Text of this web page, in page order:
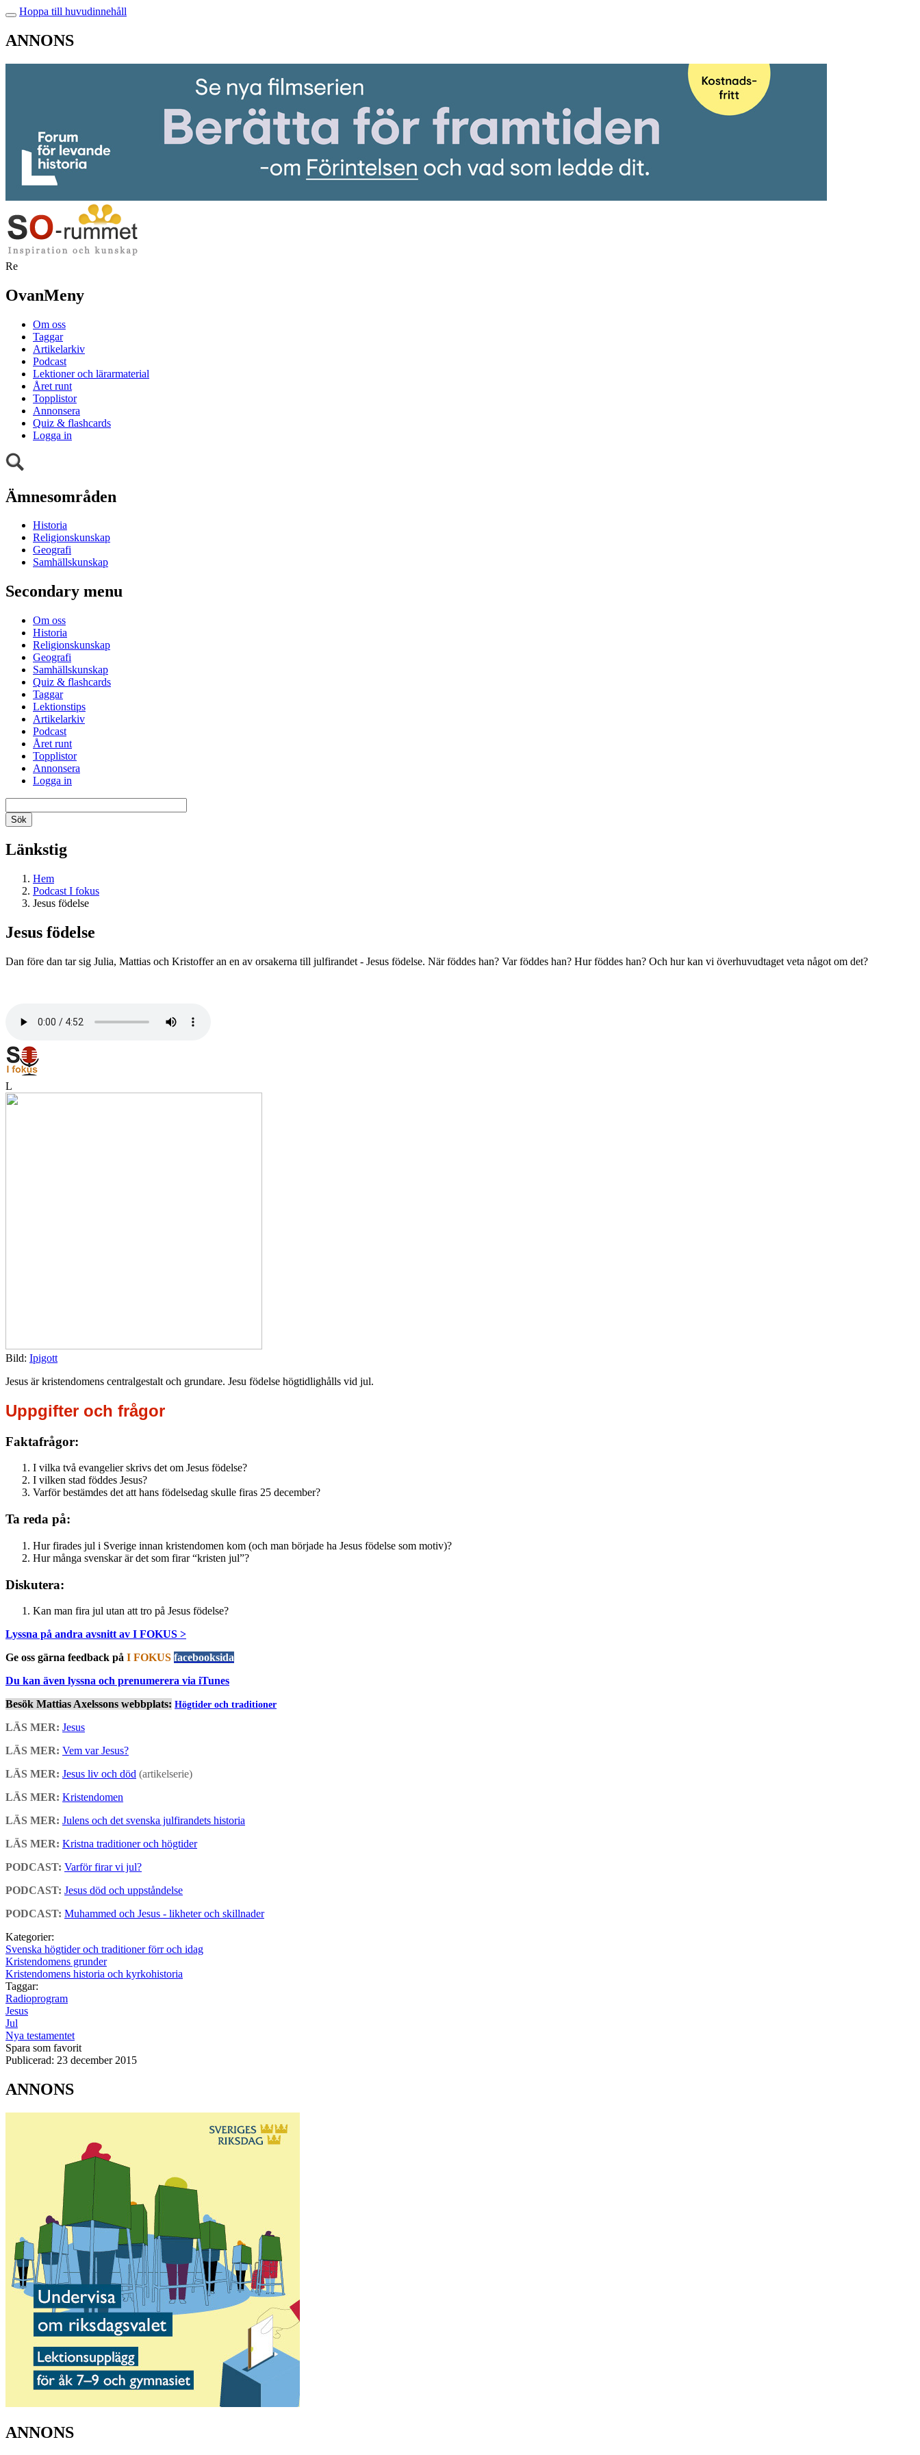
Hoppa till huvudinnehåll
ANNONS
Re
OvanMeny
Om oss
Taggar
Artikelarkiv
Podcast
Lektioner och lärarmaterial
Året runt
Topplistor
Annonsera
Quiz & flashcards
Logga in
Ämnesområden
Historia
Religionskunskap
Geografi
Samhällskunskap
Secondary menu
Om oss
Historia
Religionskunskap
Geografi
Samhällskunskap
Quiz & flashcards
Taggar
Lektionstips
Artikelarkiv
Podcast
Året runt
Topplistor
Annonsera
Logga in
Länkstig
Hem
Podcast I fokus
Jesus födelse
Jesus födelse
Dan före dan tar sig Julia, Mattias och Kristoffer an en av orsakerna till julfirandet - Jesus födelse. När föddes han? Var föddes han? Hur föddes han? Och hur kan vi överhuvudtaget veta något om det?
L
Bild: Ipigott
Jesus är kristendomens centralgestalt och grundare. Jesu födelse högtidlighålls vid jul.
Uppgifter och frågor
Faktafrågor:
I vilka två evangelier skrivs det om Jesus födelse?
I vilken stad föddes Jesus?
Varför bestämdes det att hans födelsedag skulle firas 25 december?
Ta reda på:
Hur firades jul i Sverige innan kristendomen kom (och man började ha Jesus födelse som motiv)?
Hur många svenskar är det som firar “kristen jul”?
Diskutera:
Kan man fira jul utan att tro på Jesus födelse?
Lyssna på andra avsnitt av I FOKUS >
Ge oss gärna feedback på I FOKUS facebooksida
Du kan även lyssna och prenumerera via iTunes
Besök Mattias Axelssons webbplats: Högtider och traditioner
LÄS MER: Jesus
LÄS MER: Vem var Jesus?
LÄS MER: Jesus liv och död (artikelserie)
LÄS MER: Kristendomen
LÄS MER: Julens och det svenska julfirandets historia
LÄS MER: Kristna traditioner och högtider
PODCAST: Varför firar vi jul?
PODCAST: Jesus död och uppståndelse
PODCAST: Muhammed och Jesus - likheter och skillnader
Kategorier:
Svenska högtider och traditioner förr och idag
Kristendomens grunder
Kristendomens historia och kyrkohistoria
Taggar:
Radioprogram
Jesus
Jul
Nya testamentet
Spara som favorit
Publicerad: 23 december 2015
ANNONS
ANNONS